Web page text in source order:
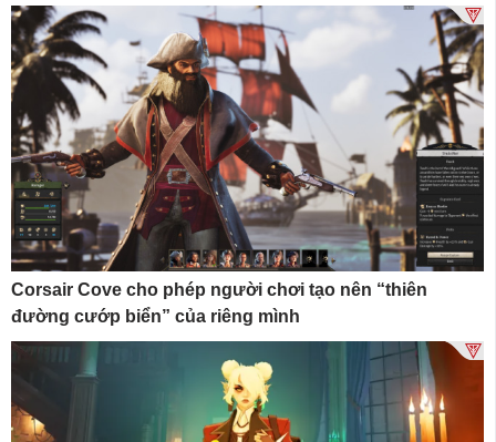
Corsair Cove cho phép người chơi tạo nên “thiên
đường cướp biển” của riêng mình